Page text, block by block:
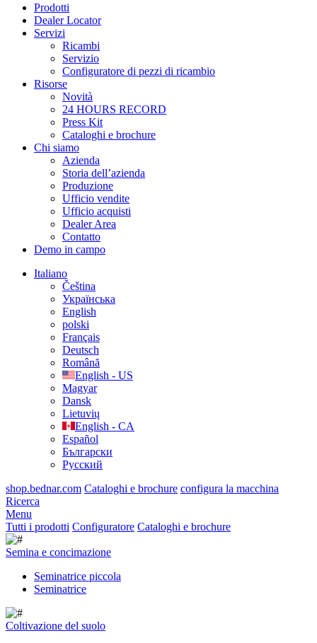
Prodotti
Dealer Locator
Servizi
Ricambi
Servizio
Configuratore di pezzi di ricambio
Risorse
Novità
24 HOURS RECORD
Press Kit
Cataloghi e brochure
Chi siamo
Azienda
Storia dell’azienda
Produzione
Ufficio vendite
Ufficio acquisti
Dealer Area
Contatto
Demo in campo
Italiano
Čeština
Українська
English
polski
Français
Deutsch
Română
English - US
Magyar
Dansk
Lietuvių
English - CA
Español
Български
Русский
shop.bednar.com Cataloghi e brochure configura la macchina
Ricerca
Menu
Tutti i prodotti Configuratore Cataloghi e brochure
Semina e concimazione
Seminatrice piccola
Seminatrice
Coltivazione del suolo